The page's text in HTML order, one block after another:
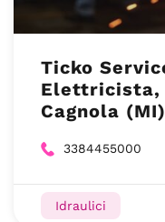
Ticko
Elettricista,
Cagnola (MI)
3384455000
Idraulici